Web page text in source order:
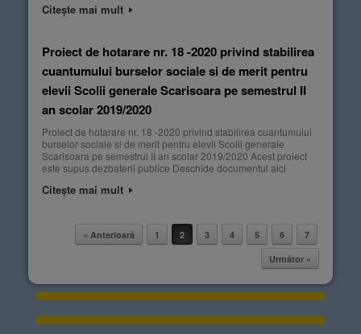
Citește mai mult
Proiect de hotarare nr. 18 -2020 privind stabilirea
cuantumului burselor sociale si de merit pentru
elevii Scolii generale Scarisoara pe semestrul II
an scolar 2019/2020
Proiect de hotarare nr. 18 -2020 privind stabilirea cuantumului
burselor sociale si de merit pentru elevii Scolii generale
Scarisoara pe semestrul II an scolar 2019/2020 Acest proiect
este supus dezbaterii publice Deschide documentul aici
Citește mai mult
« Anterioară 1 2 3 4 5 6
7
Următor »